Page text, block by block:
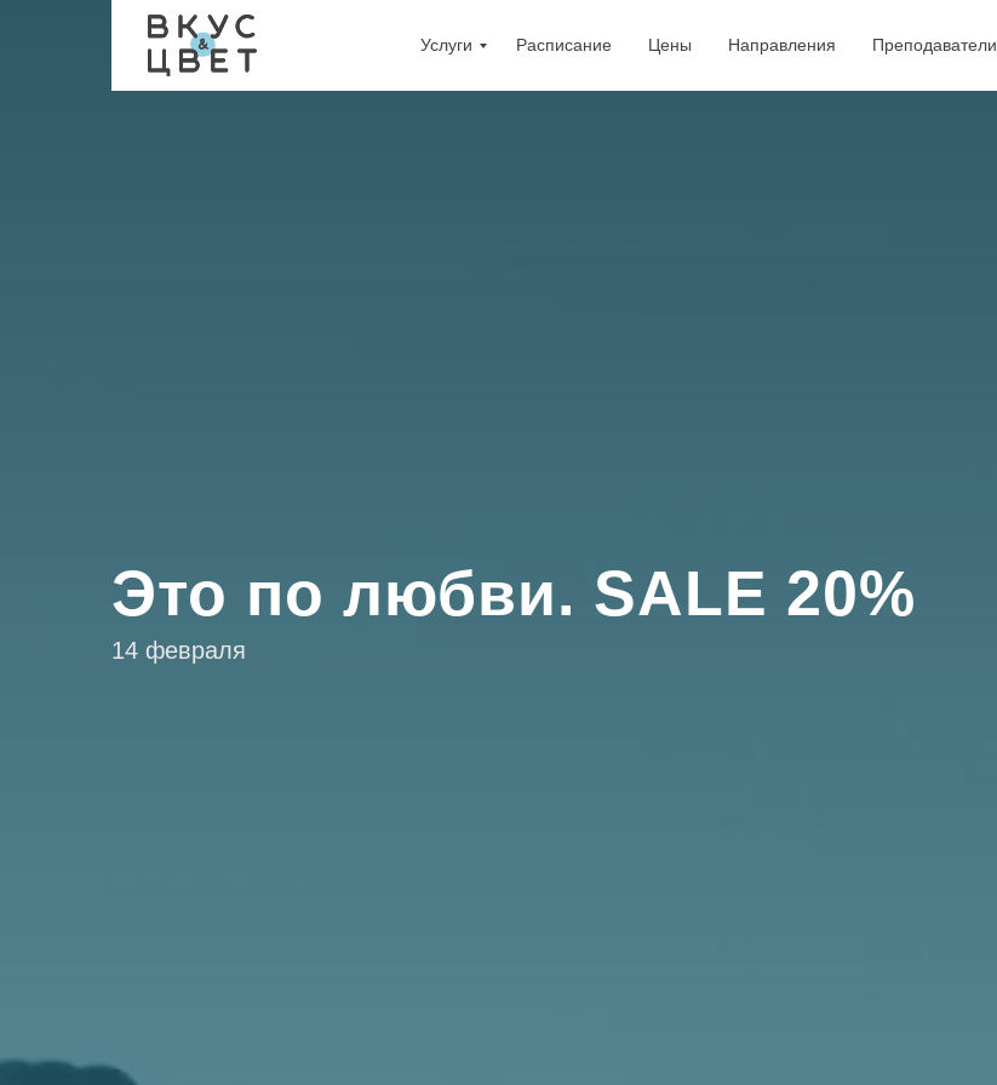
Услуги Расписание Цены Направления Преподаватели
Это по любви. SALE 20%
14 февраля